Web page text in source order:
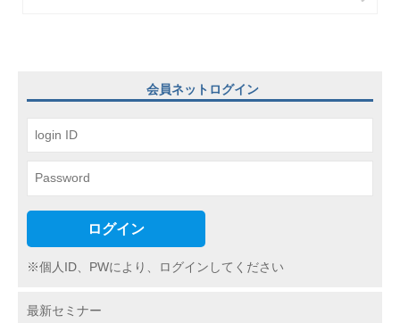
シ
ョ
ン
会員ネットログイン
ログイン
※個人ID、PWにより、ログインしてください
最新セミナー